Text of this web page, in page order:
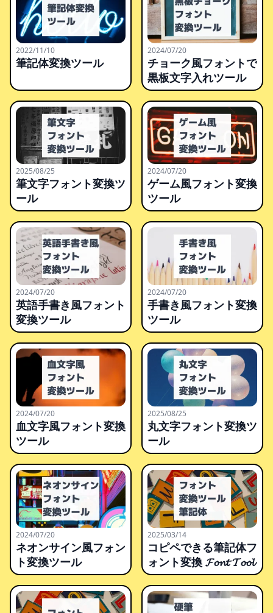
2022/11/10
筆記体変換ツール
2024/07/20
チョーク風フォントで
黒板文字入れツール
2025/08/25
筆文字フォント変換ツ
ール
2024/07/20
ゲーム風フォント変換
ツール
2024/07/20
英語手書き風フォント
変換ツール
2024/07/20
手書き風フォント変換
ツール
2024/07/20
血文字風フォント変換
ツール
2025/08/25
丸文字フォント変換ツ
ール
2024/07/20
ネオンサイン風フォン
ト変換ツール
2025/03/14
コピペできる筆記体フ
ォント変換 𝓕𝓸𝓷𝓽 𝓣𝓸𝓸𝓵